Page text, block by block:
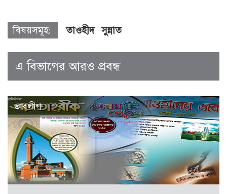
বিষয়সমূহ: তাওহীদ সুন্নাত
এ বিভাগের আরও প্রবন্ধ
তাবলীগ